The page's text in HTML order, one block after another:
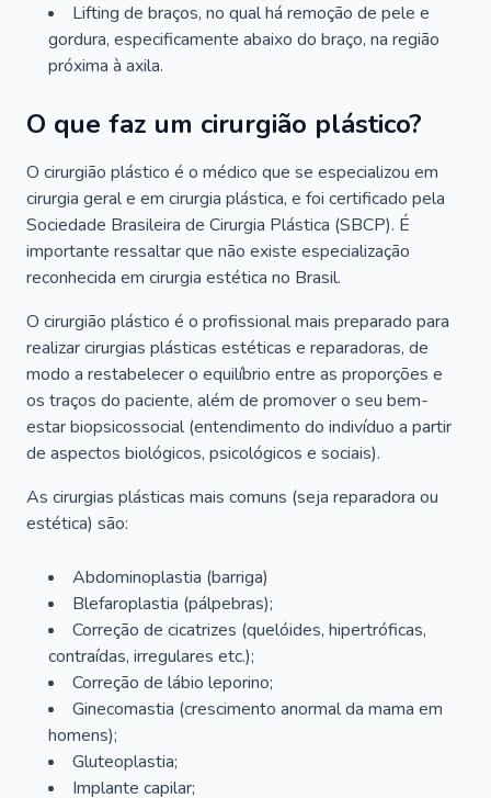
Lifting de braços, no qual há remoção de pele e
gordura, especificamente abaixo do braço, na região
próxima à axila.
O que faz um cirurgião plástico?
O cirurgião plástico é o médico que se especializou em
cirurgia geral e em cirurgia plástica, e foi certificado pela
Sociedade Brasileira de Cirurgia Plástica (SBCP). É
importante ressaltar que não existe especialização
reconhecida em cirurgia estética no Brasil.
O cirurgião plástico é o profissional mais preparado para
realizar cirurgias plásticas estéticas e reparadoras, de
modo a restabelecer o equilíbrio entre as proporções e
os traços do paciente, além de promover o seu bem-
estar biopsicossocial (entendimento do indivíduo a partir
de aspectos biológicos, psicológicos e sociais).
As cirurgias plásticas mais comuns (seja reparadora ou
estética) são:
Abdominoplastia (barriga)
Blefaroplastia (pálpebras);
Correção de cicatrizes (quelóides, hipertróficas,
contraídas, irregulares etc.);
Correção de lábio leporino;
Ginecomastia (crescimento anormal da mama em
homens);
Gluteoplastia;
Implante capilar;